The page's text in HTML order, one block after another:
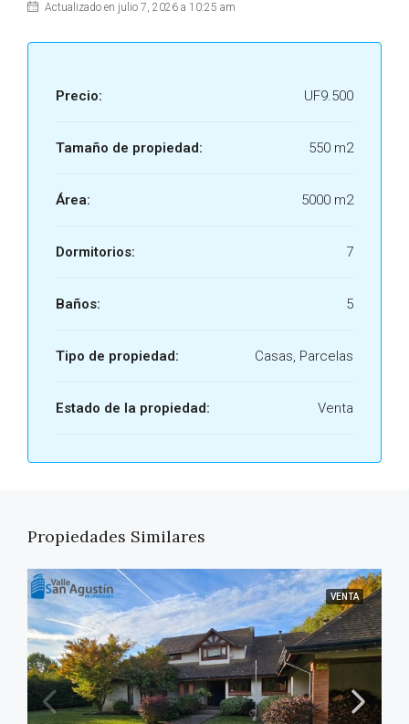
Actualizado en julio 7, 2026 a 10:25 am
Precio: UF9.500
Tamaño de propiedad: 550 m2
Área: 5000 m2
Dormitorios: 7
Baños: 5
Tipo de propiedad: Casas, Parcelas
Estado de la propiedad: Venta
Propiedades Similares
VENTA